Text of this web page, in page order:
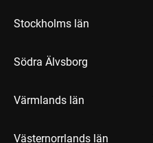
Stockholms län
Södra Älvsborg
Värmlands län
Västernorrlands län